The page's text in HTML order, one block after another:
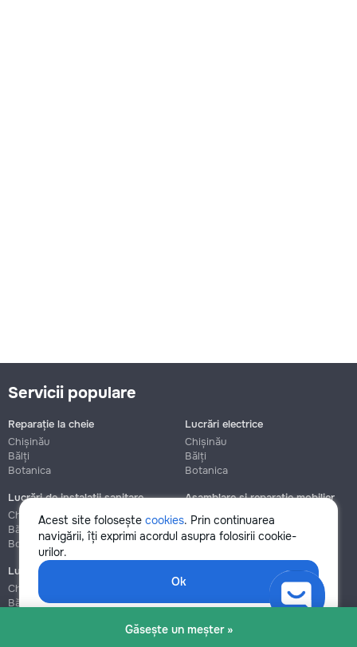
Găsește un meșter »
Acest site folosește cookies. Prin continuarea
navigării, îți exprimi acordul asupra folosirii cookie-
urilor.
Ok
Servicii populare
Reparație la cheie
Chișinău
Bălți
Botanica
Lucrări electrice
Chișinău
Bălți
Botanica
Lucrări de instalații sanitare
Chișinău
Bălți
Botanica
Asamblare și reparație mobilier
Chișinău
Botanica
Lucrări de construcție și instalare
Chișinău
Bălți